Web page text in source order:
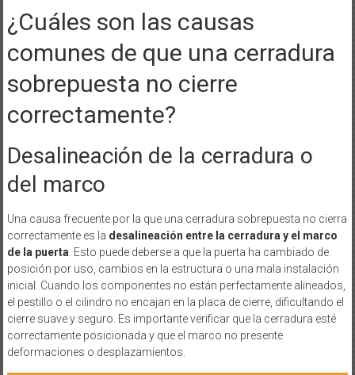
¿Cuáles son las causas
comunes de que una cerradura
sobrepuesta no cierre
correctamente?
Desalineación de la cerradura o
del marco
Una causa frecuente por la que una cerradura sobrepuesta no cierra
correctamente es la desalineación entre la cerradura y el marco
de la puerta. Esto puede deberse a que la puerta ha cambiado de
posición por uso, cambios en la estructura o una mala instalación
inicial. Cuando los componentes no están perfectamente alineados,
el pestillo o el cilindro no encajan en la placa de cierre, dificultando el
cierre suave y seguro. Es importante verificar que la cerradura esté
correctamente posicionada y que el marco no presente
deformaciones o desplazamientos.